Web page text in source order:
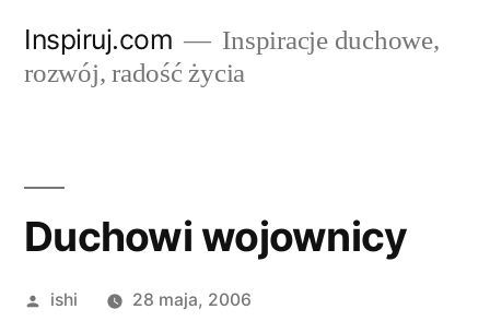
Inspiruj.com
Inspiracje duchowe,
rozwój, radość życia
Duchowi wojownicy
Opublikowane
ishi 28 maja, 2006